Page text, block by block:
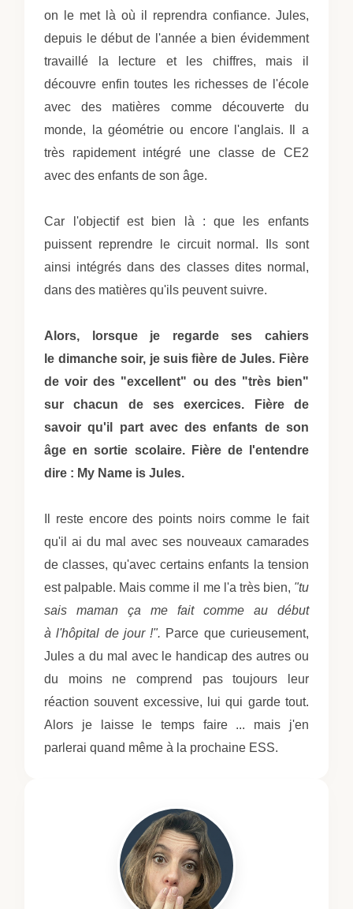
on le met là où il reprendra confiance. Jules,
depuis le début de l'année a bien évidemment
travaillé la lecture et les chiffres, mais il
découvre enfin toutes les richesses de l'école
avec des matières comme découverte du
monde, la géométrie ou encore l'anglais. Il a
très rapidement intégré une classe de CE2
avec des enfants de son âge.
Car l'objectif est bien là : que les enfants
puissent reprendre le circuit normal. Ils sont
ainsi intégrés dans des classes dites normal,
dans des matières qu'ils peuvent suivre.
Alors, lorsque je regarde ses cahiers
le dimanche soir, je suis fière de Jules. Fière
de voir des "excellent" ou des "très bien"
sur chacun de ses exercices. Fière de
savoir qu'il part avec des enfants de son
âge en sortie scolaire. Fière de l'entendre
dire : My Name is Jules.
Il reste encore des points noirs comme le fait
qu'il ai du mal avec ses nouveaux camarades
de classes, qu'avec certains enfants la tension
est palpable. Mais comme il me l'a très bien, "tu
sais maman ça me fait comme au début
à l'hôpital de jour !". Parce que curieusement,
Jules a du mal avec le handicap des autres ou
du moins ne comprend pas toujours leur
réaction souvent excessive, lui qui garde tout.
Alors je laisse le temps faire ... mais j'en
parlerai quand même à la prochaine ESS.